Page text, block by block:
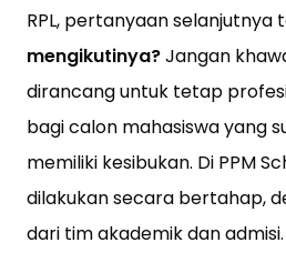
RPL, pertanyaan selanjutnya
mengikutinya?Jangan
dirancang untuk tetap
bagi calon mahasiswa yang
memiliki kesibukan. Di PPM
dilakukan secara bertahap,
dari tim akademik dan admisi.